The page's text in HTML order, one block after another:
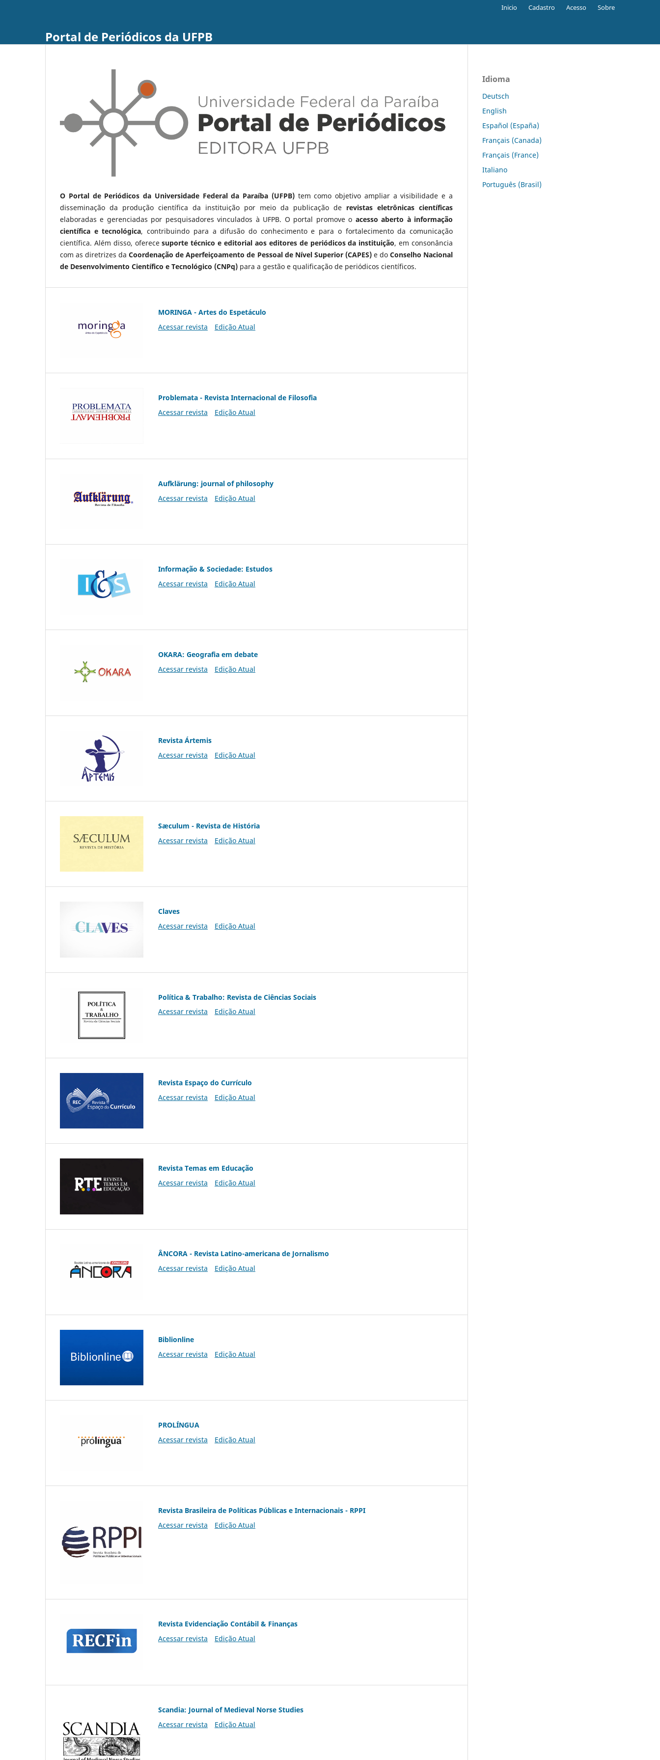
Portal de Periódicos da UFPB
Inicio Cadastro Acesso Sobre
O Portal de Periódicos da Universidade Federal da Paraíba (UFPB)tem como objetivo ampliar a visibilidade e a
disseminação da produção científica da instituição por meio da publicação de revistas eletrônicas científicas
elaboradas e gerenciadas por pesquisadores vinculados à UFPB. O portal promove o acesso aberto à informação
científica e tecnológica, contribuindo para a difusão do conhecimento e para o fortalecimento da comunicação
científica. Além disso, oferecesuporte técnico e editorial aos editores de periódicos da instituição, em consonância
com as diretrizes daCoordenação de Aperfeiçoamento de Pessoal de Nível Superior (CAPES)e do Conselho Nacional
de Desenvolvimento Científico e Tecnológico (CNPq) para a gestão e qualificação de periódicos científicos.
MORINGA - Artes do Espetáculo
Acessar revista
Edição Atual
Problemata - Revista Internacional de Filosofia
Acessar revista
Edição Atual
Aufklärung: journal of philosophy
Acessar revista
Edição Atual
Informação & Sociedade: Estudos
Acessar revista
Edição Atual
OKARA: Geografia em debate
Acessar revista
Edição Atual
Revista Ártemis
Acessar revista
Edição Atual
Sæculum - Revista de História
Acessar revista
Edição Atual
Claves
Acessar revista
Edição Atual
Política & Trabalho: Revista de Ciências Sociais
Acessar revista
Edição Atual
Revista Espaço do Currículo
Acessar revista
Edição Atual
Revista Temas em Educação
Acessar revista
Edição Atual
ÂNCORA - Revista Latino-americana de Jornalismo
Acessar revista
Edição Atual
Biblionline
Acessar revista
Edição Atual
PROLÍNGUA
Acessar revista
Edição Atual
Revista Brasileira de Políticas Públicas e Internacionais - RPPI
Acessar revista
Edição Atual
Revista Evidenciação Contábil & Finanças
Acessar revista
Edição Atual
Scandia: Journal of Medieval Norse Studies
Acessar revista
Edição Atual
Idioma
Deutsch
English
Español (España)
Français (Canada)
Français (France)
Italiano
Português (Brasil)